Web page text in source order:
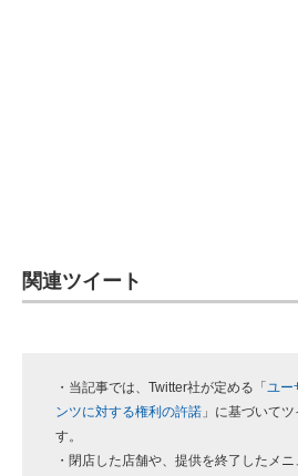
関連ツイート
・当記事では、Twitter社が定める「 ユー
ンツに対する権利の許諾 」に基づいて
す。
・閉店した店舗や、提供を終了したメ